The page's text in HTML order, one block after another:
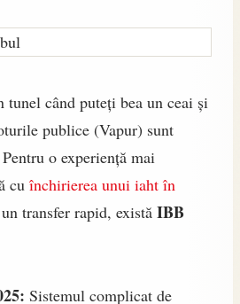
tunel când puteți bea un ceai și
publice (Vapur) sunt
o experiență mai
cu închirierea unui iaht în
transfer rapid, există IBB
Sistemul complicat de